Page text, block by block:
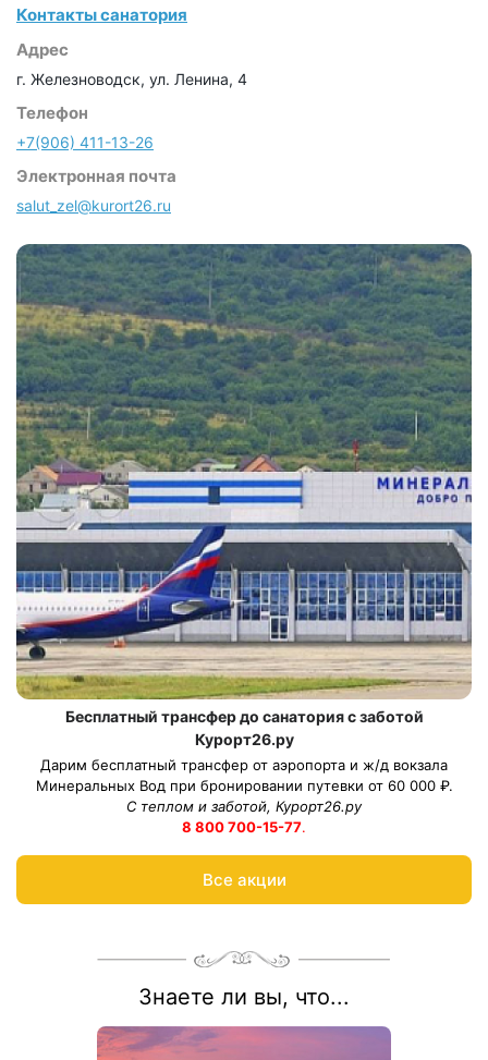
Контакты санатория
Адрес
г. Железноводск, ул. Ленина, 4
Телефон
+7(906) 411-13-26
Электронная почта
salut_zel@kurort26.ru
Бесплатный трансфер до санатория с заботой
Курорт26.ру
Дарим бесплатный трансфер от аэропорта и ж/д вокзала
Минеральных Вод при бронировании путевки от 60 000 ₽.
С теплом и заботой, Курорт26.ру
8 800 700-15-77.
Все акции
Знаете ли вы, что...